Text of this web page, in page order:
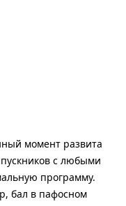
момент развита
с любыми
программу.
бал в пафосном